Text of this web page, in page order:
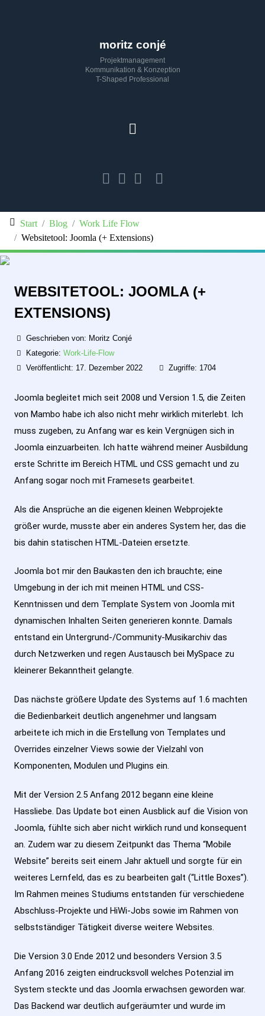
moritz conjé
Projektmanagement
Kommunikation & Konzeption
T-Shaped Professional
Start Blog
Work Life Flow
Websitetool: Joomla (+ Extensions)
WEBSITETOOL: JOOMLA (+
EXTENSIONS)
Geschrieben von: Moritz Conjé
Kategorie: Work-Life-Flow
Veröffentlicht: 17. Dezember 2022
Zugriffe: 1704
Joomla begleitet mich seit 2008 und Version 1.5, die Zeiten
von Mambo habe ich also nicht mehr wirklich miterlebt. Ich
muss zugeben, zu Anfang war es kein Vergnügen sich in
Joomla einzuarbeiten. Ich hatte während meiner Ausbildung
erste Schritte im Bereich HTML und CSS gemacht und zu
Anfang sogar noch mit Framesets gearbeitet.
Als die Ansprüche an die eigenen kleinen Webprojekte
größer wurde, musste aber ein anderes System her, das die
bis dahin statischen HTML-Dateien ersetzte.
Joomla bot mir den Baukasten den ich brauchte; eine
Umgebung in der ich mit meinen HTML und CSS-
Kenntnissen und dem Template System von Joomla mit
dynamischen Inhalten Seiten generieren konnte. Damals
entstand ein Untergrund-/Community-Musikarchiv das
durch Netzwerken und regen Austausch bei MySpace zu
kleinerer Bekanntheit gelangte.
Das nächste größere Update des Systems auf 1.6 machten
die Bedienbarkeit deutlich angenehmer und langsam
arbeitete ich mich in die Erstellung von Templates und
Overrides einzelner Views sowie der Vielzahl von
Komponenten, Modulen und Plugins ein.
Mit der Version 2.5 Anfang 2012 begann eine kleine
Hassliebe. Das Update bot einen Ausblick auf die Vision von
Joomla, fühlte sich aber nicht wirklich rund und konsequent
an. Zudem war zu diesem Zeitpunkt das Thema “Mobile
Website” bereits seit einem Jahr aktuell und sorgte für ein
weiteres Lernfeld, das es zu bearbeiten galt (“Little Boxes”).
Im Rahmen meines Studiums entstanden für verschiedene
Abschluss-Projekte und HiWi-Jobs sowie im Rahmen von
selbstständiger Tätigkeit diverse weitere Websites.
Die Version 3.0 Ende 2012 und besonders Version 3.5
Anfang 2016 zeigten eindrucksvoll welches Potenzial im
System steckte und das Joomla erwachsen geworden war.
Das Backend war deutlich aufgeräumter und wurde im